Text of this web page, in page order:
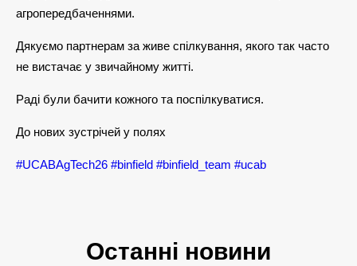
агропередбаченнями.
Дякуємо партнерам за живе спілкування, якого так часто
не вистачає у звичайному житті.
Раді були бачити кожного та поспілкуватися.
До нових зустрічей у полях
#UCABAgTech26 #binfield #binfield_team #ucab
Останні новини